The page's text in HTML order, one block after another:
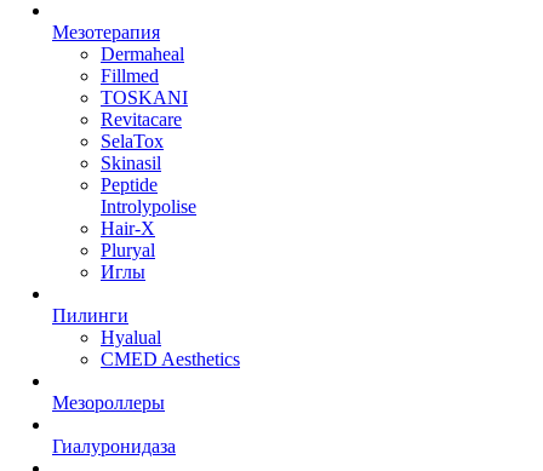
Мезотерапия
Dermaheal
Fillmed
TOSKANI
Revitacare
SelaTox
Skinasil
Peptide
Introlypolise
Hair-X
Pluryal
Иглы
Пилинги
Hyalual
CMED Aesthetics
Мезороллеры
Гиалуронидаза